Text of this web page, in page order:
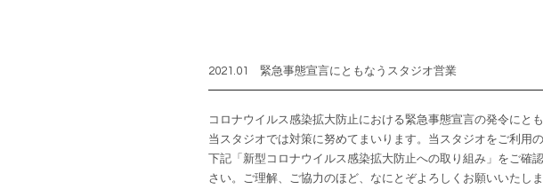
2021.01 緊急事態宣言にともなうスタジオ営業
コロナウイルス感染拡大防止における緊急事態宣言の発令にと
当スタジオでは対策に努めてまいります。当スタジオをご利用
下記「新型コロナウイルス感染拡大防止への取り組み」をご確
さい。ご理解、ご協力のほど、なにとぞよろしくお願いいたしま